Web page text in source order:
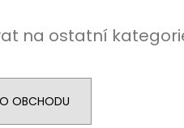
na ostatní
OBCHODU